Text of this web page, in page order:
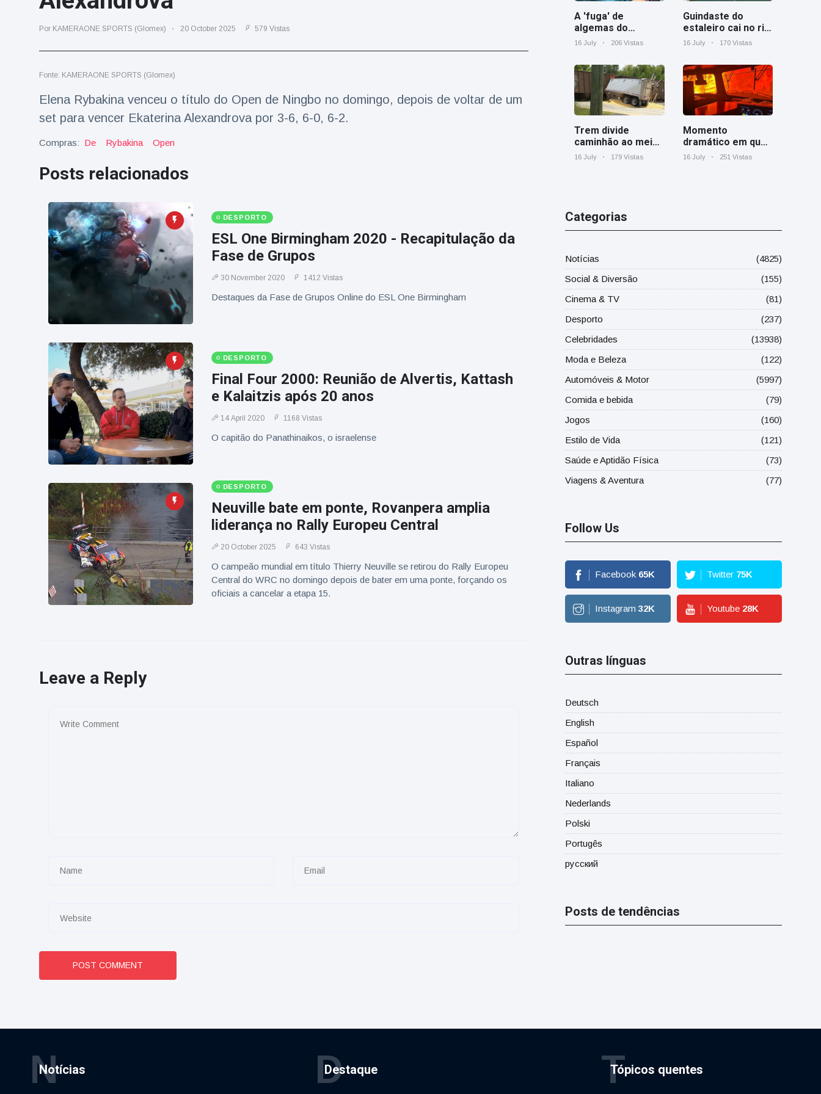
Viagens & Aventura
(77)
Notícias mais recentes
algemas do
mágico faz a
plateia rir
206 Vistas
celebram o
nascimento do
zoológico do
Reino Unido em 14
anos
16 July 195 Vistas
Homem da Flórida
preso após lançar
fogos de artifício
de um carro em
movimento
16 July 173 Vistas
Por KAMERAONE SPORTS (Glomex) 20 October 2025 579 Vistas
Fonte: KAMERAONE SPORTS (Glomex)
Elena Rybakina venceu o título do Open de Ningbo no domingo, depois de voltar de um
set para vencer Ekaterina Alexandrova por 3-6, 6-0, 6-2.
Compras: De Rybakina Open
Posts relacionados
DESPORTO
ESL One Birmingham 2020 - Recapitulação da
Fase de Grupos
30 November 2020 1412 Vistas
Destaques da Fase de Grupos Online do ESL One Birmingham
DESPORTO
Final Four 2000: Reunião de Alvertis, Kattash
e Kalaitzis após 20 anos
14 April 2020 1168 Vistas
O capitão do Panathinaikos, o israelense
DESPORTO
Neuville bate em ponte, Rovanpera amplia
liderança no Rally Europeu Central
20 October 2025 643 Vistas
O campeão mundial em título Thierry Neuville se retirou do Rally Europeu
Central do WRC no domingo depois de bater em uma ponte, forçando os
oficiais a cancelar a etapa 15.
Leave a Reply
POST COMMENT
A 'fuga' de
algemas do
mágico faz a
16 July 206 Vistas
Guindaste do
estaleiro cai no rio
Cooper perto de
16 July 170 Vistas
Trem divide
caminhão ao meio
em cruzamento
16 July 179 Vistas
Momento
dramático em que
um trem de carga
16 July 251 Vistas
Categorias
Notícias
(4825)
Social & Diversão
(155)
Cinema & TV
(81)
Desporto
(237)
Celebridades
(13938)
Moda e Beleza
(122)
Automóveis & Motor
(5997)
Comida e bebida
(79)
Jogos
(160)
Estilo de Vida
(121)
Saúde e Aptidão Física
(73)
Viagens & Aventura
(77)
Follow Us
Facebook 65K Twitter 75K
Instagram 32K Youtube 28K
Outras línguas
Deutsch
English
Español
Français
Italiano
Nederlands
Polski
Portugês
русский
Posts de tendências
Notícias
N Destaque
D Tópicos quentes
T